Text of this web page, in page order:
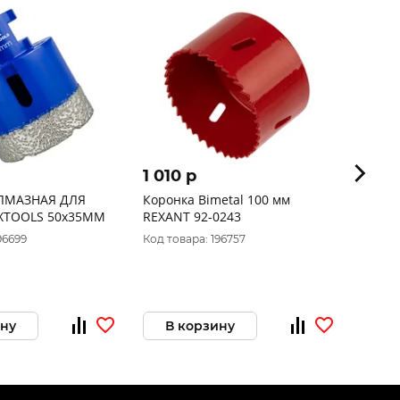
ДЛЯ
50х35ММ
1 010 p
Коронка Bimetal 100 мм
REXANT 92-0243
Код товара: 196757
В корзину
299